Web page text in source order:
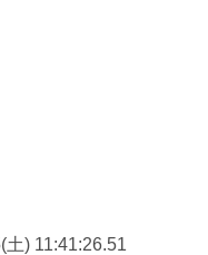
土) 11:41:26.51